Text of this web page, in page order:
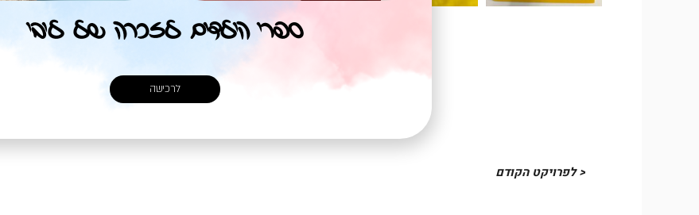
< לפרויקט הקודם
ספרי הילדים לזכרה של ליבי
לרכישה